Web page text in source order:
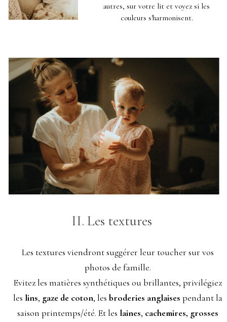
autres, sur votre lit et voyez si les
couleurs s'harmonisent.
II. Les textures
Les textures viendront suggérer leur toucher sur vos
photos de famille.
Evitez les matières synthétiques ou brillantes, privilégiez
les lins, gaze de coton, lesbroderies anglaises pendant la
saison printemps/été. Et les laines, cachemires, grosses